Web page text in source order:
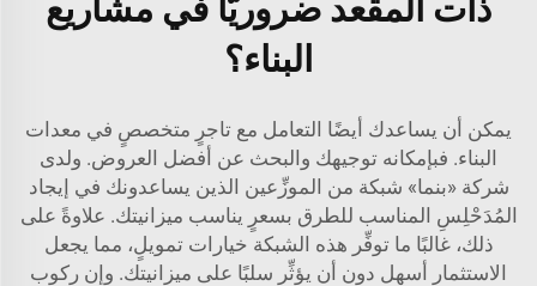
ذات المقعد ضروريًّا في مشاريع
البناء؟
يمكن أن يساعدك أيضًا التعامل مع تاجرٍ متخصصٍ في معدات
البناء. فبإمكانه توجيهك والبحث عن أفضل العروض. ولدى
شركة «بنما» شبكة من الموزِّعين الذين يساعدونك في إيجاد
المُدَحْلِسِ المناسب للطرق بسعرٍ يناسب ميزانيتك. علاوةً على
ذلك، غالبًا ما توفِّر هذه الشبكة خيارات تمويلٍ، مما يجعل
الاستثمار أسهل دون أن يؤثِّر سلبًا على ميزانيتك. وإن ركوب